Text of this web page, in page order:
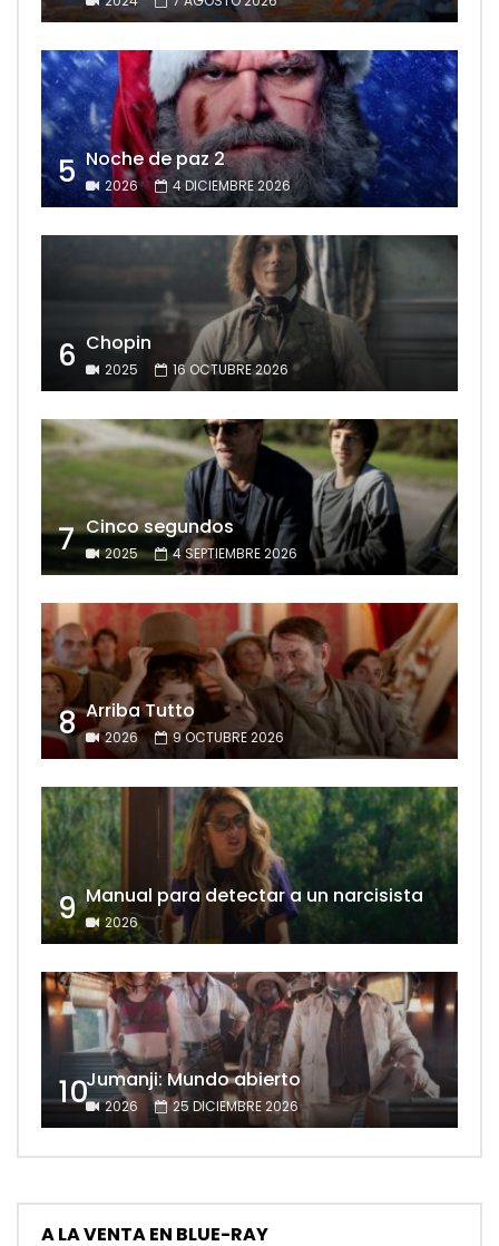
5 Noche de paz 2
2026 4 DICIEMBRE 2026
6 Chopin
2025 16 OCTUBRE 2026
7 Cinco segundos
2025 4 SEPTIEMBRE 2026
8 Arriba Tutto
2026 9 OCTUBRE 2026
9 Manual para detectar a un narcisista
2026
10Jumanji: Mundo abierto
2026 25 DICIEMBRE 2026
A LA VENTA EN BLUE-RAY